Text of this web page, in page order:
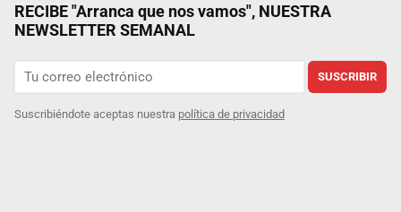
RECIBE "Arranca que nos vamos", NUESTRA
NEWSLETTER SEMANAL
SUSCRIBIR
Suscribiéndote aceptas nuestra política de privacidad